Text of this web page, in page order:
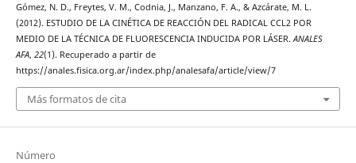
Gómez, N. D., Freytes, V. M., Codnia, J., Manzano, F. A., & Azcárate, M. L.
(2012). ESTUDIO DE LA CINÉTICA DE REACCIÓN DEL RADICAL CCL2 POR
MEDIO DE LA TÉCNICA DE FLUORESCENCIA INDUCIDA POR LÁSER.ANALES
AFA, 22(1). Recuperado a partir de
https://anales.fisica.org.ar/index.php/analesafa/article/view/7
Más formatos de cita
Número